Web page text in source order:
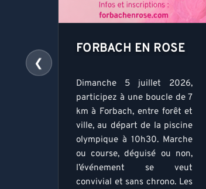
❮
FORBACH EN ROSE
Dimanche 5 juillet 2026,
participez à une boucle de 7
km à Forbach, entre forêt et
ville, au départ de la piscine
olympique à 10h30. Marche
ou course, déguisé ou non,
l’événement se veut
convivial et sans chrono. Les